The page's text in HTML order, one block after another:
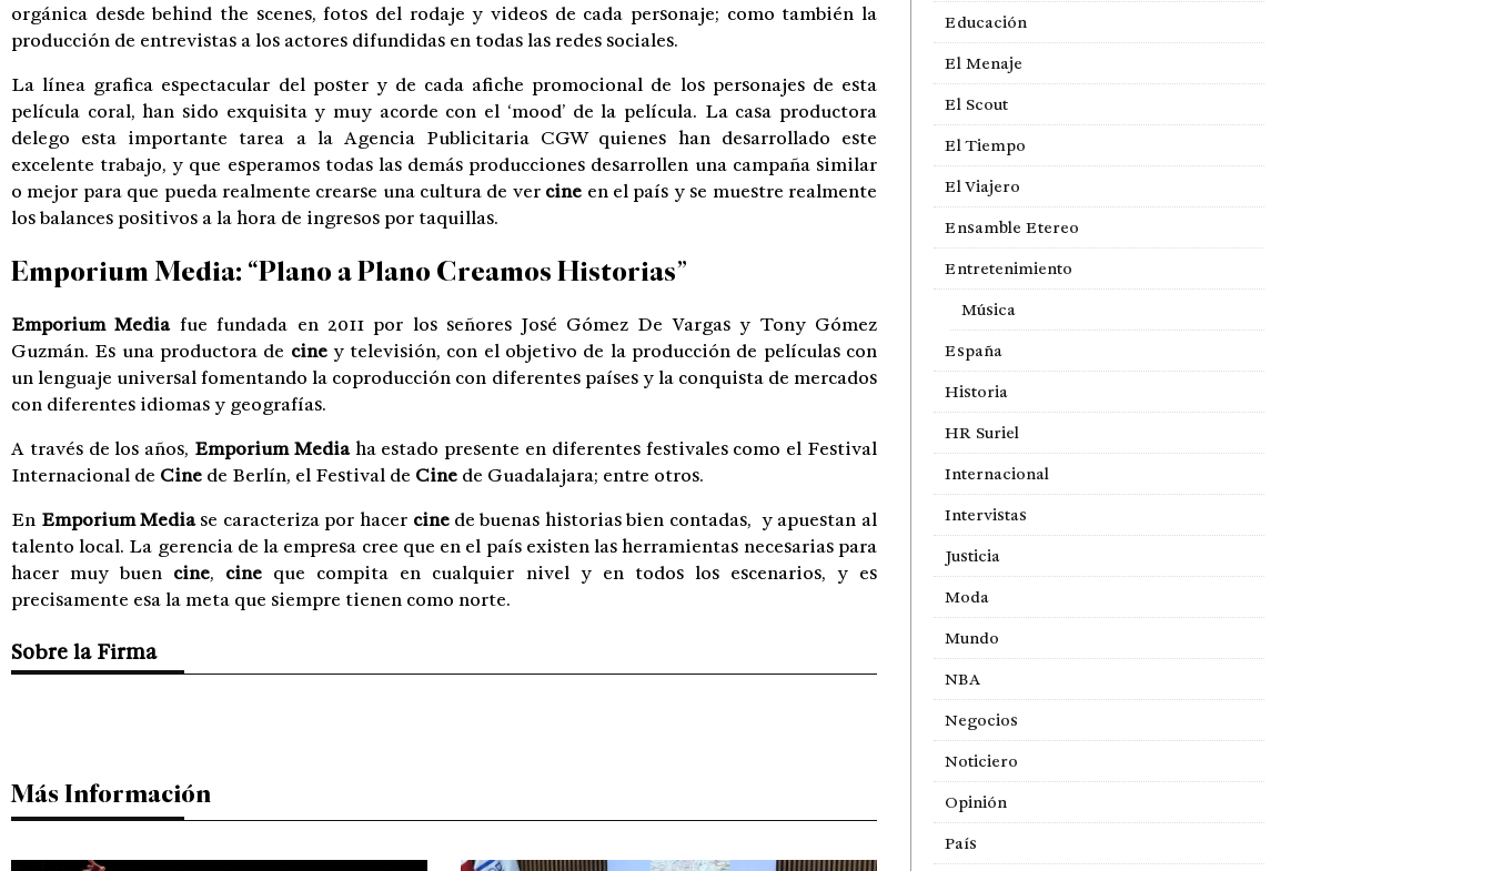
orgánica desde behind the scenes, fotos del rodaje y videos de cada personaje; como también la
producción de entrevistas a los actores difundidas en todas las redes sociales.
La línea grafica espectacular del poster y de cada afiche promocional de los personajes de esta
película coral, han sido exquisita y muy acorde con el ‘mood’ de la película. La casa productora
delego esta importante tarea a la Agencia Publicitaria CGW quienes han desarrollado este
excelente trabajo, y que esperamos todas las demás producciones desarrollen una campaña similar
o mejor para que pueda realmente crearse una cultura de ver cine en el país y se muestre realmente
los balances positivos a la hora de ingresos por taquillas.
Emporium Media: “Plano a Plano Creamos Historias”
Emporium Mediafue fundada en 2011 por los señores José Gómez De Vargas y Tony Gómez
Guzmán. Es una productora de ciney televisión, con el objetivo de la producción de películas con
un lenguaje universal fomentando la coproducción con diferentes países y la conquista de mercados
con diferentes idiomas y geografías.
A través de los años, Emporium Mediaha estado presente en diferentes festivales como el Festival
Internacional de Cine de Berlín, el Festival de Cine de Guadalajara; entre otros.
En Emporium Mediase caracteriza por hacer cinede buenas historias bien contadas, y apuestan al
talento local. La gerencia de la empresa cree que en el país existen las herramientas necesarias para
hacer muy buen cine, cine que compita en cualquier nivel y en todos los escenarios, y es
precisamente esa la meta que siempre tienen como norte.
Sobre la Firma
Más Información
Educación
El Menaje
El Scout
El Tiempo
El Viajero
Ensamble Etereo
Entretenimiento
Música
España
Historia
HR Suriel
Internacional
Intervistas
Justicia
Moda
Mundo
NBA
Negocios
Noticiero
Opinión
País